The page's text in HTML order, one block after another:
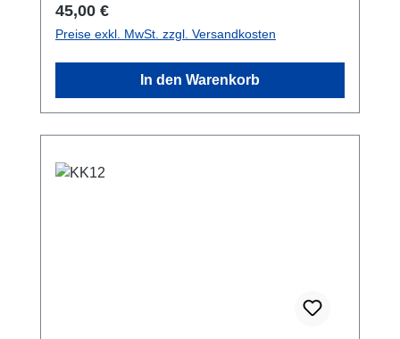
abgestimmt. Bitte beachten Sie die
Maximallast!
Regulärer Preis:
45,00 €
Preise exkl. MwSt. zzgl. Versandkosten
In den Warenkorb